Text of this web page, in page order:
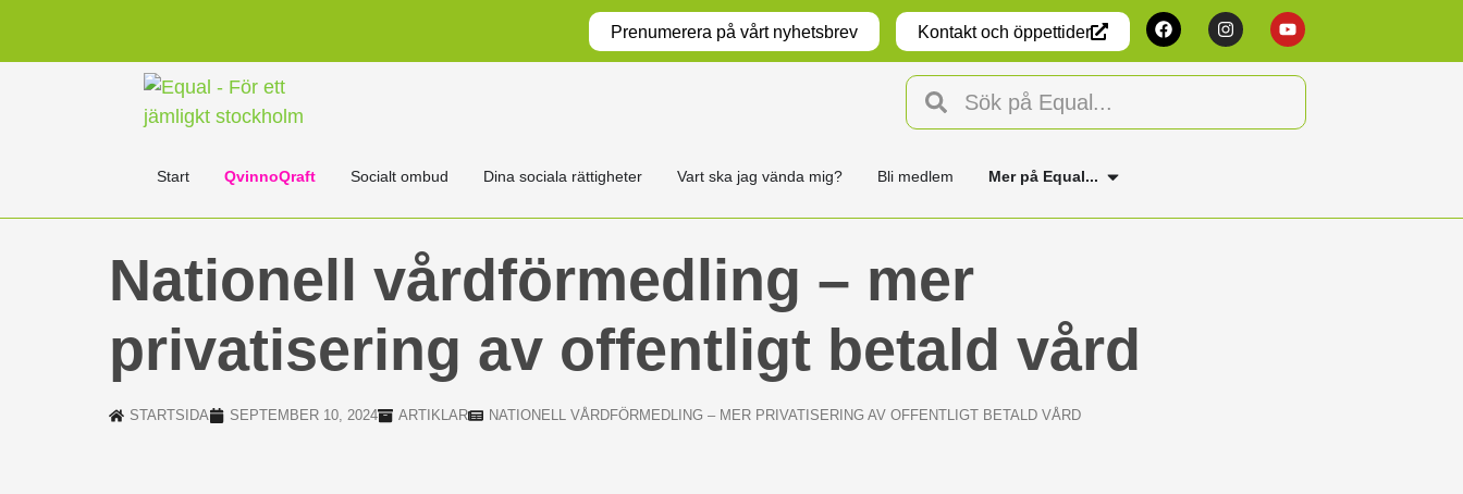
Prenumerera på vårt nyhetsbrev Kontakt och öppettider
Start QvinnoQraft Socialt ombud Dina sociala rättigheter Vart ska jag vända mig? Bli medlem Mer på Equal...
Nationell vårdförmedling – mer
privatisering av offentligt betald vård
STARTSIDA SEPTEMBER 10, 2024 ARTIKLAR NATIONELL VÅRDFÖRMEDLING – MER PRIVATISERING AV OFFENTLIGT BETALD VÅRD